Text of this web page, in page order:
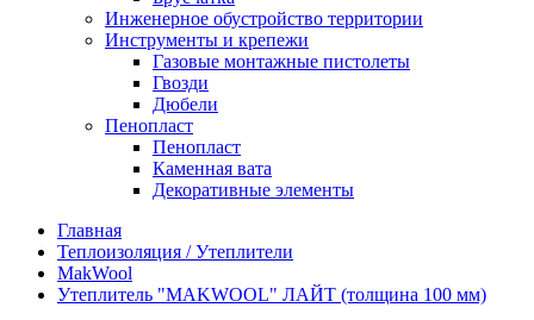
Инженерное обустройство территории
Инструменты и крепежи
Газовые монтажные пистолеты
Гвозди
Дюбели
Пенопласт
Пенопласт
Каменная вата
Декоративные элементы
Главная
Теплоизоляция / Утеплители
MakWool
Утеплитель "MAKWOOL" ЛАЙТ (толщина 100 мм)